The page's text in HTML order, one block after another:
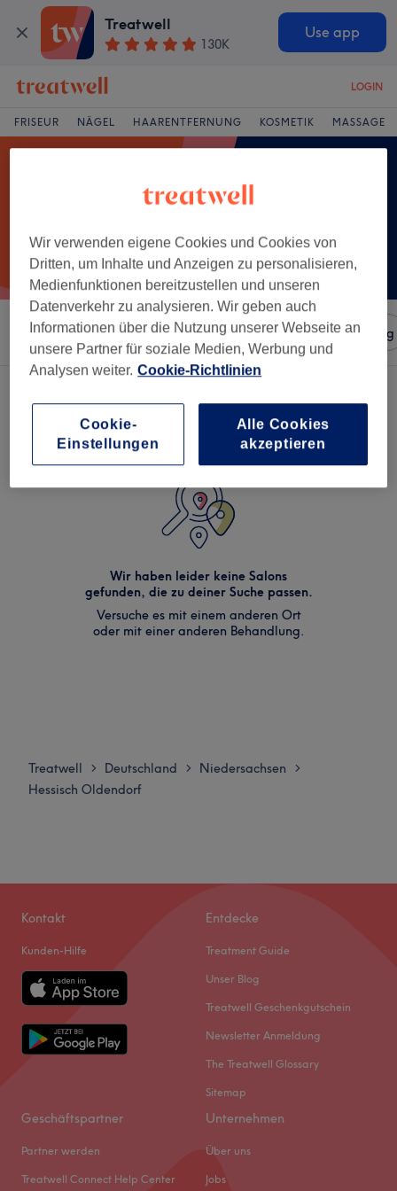
Treatwell
130K
Use app
LOGIN
FRISEUR NÄGEL HAARENTFERNUNG KOSMETIK MASSAGE
Sortieren nach Salons Expressangebote Bewertung
Wir haben leider keine Salons
gefunden, die zu deiner Suche passen.
Versuche es mit einem anderen Ort
oder mit einer anderen Behandlung.
Treatwell > Deutschland > Niedersachsen >
Hessisch Oldendorf
Kontakt
Kunden-Hilfe
Entdecke
Treatment Guide
Unser Blog
Treatwell Geschenkgutschein
Newsletter Anmeldung
The Treatwell Glossary
Sitemap
Geschäftspartner
Partner werden
Treatwell Connect Help Center
Unternehmen
Über uns
Jobs
Wir verwenden eigene Cookies und Cookies von
Dritten, um Inhalte und Anzeigen zu personalisieren,
Medienfunktionen bereitzustellen und unseren
Datenverkehr zu analysieren. Wir geben auch
Informationen über die Nutzung unserer Webseite an
unsere Partner für soziale Medien, Werbung und
Analysen weiter. Cookie-Richtlinien
Cookie-
Einstellungen
Alle Cookies
akzeptieren